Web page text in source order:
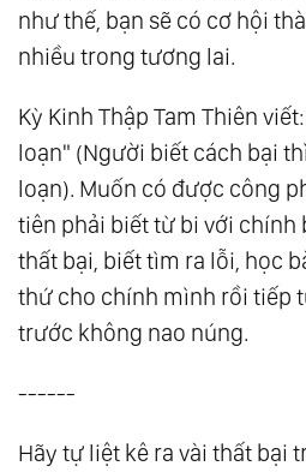
như thế, bạn sẽ có cơ hội
nhiều trong tương lai.
Kỳ Kinh Thập Tam Thiên
loạn" (Người biết cách bại
loạn). Muốn có được công
tiên phải biết từ bi với chính
thất bại, biết tìm ra lỗi, học
thứ cho chính mình rồi tiếp
trước không nao núng.
------
Hãy tự liệt kê ra vài thất bại